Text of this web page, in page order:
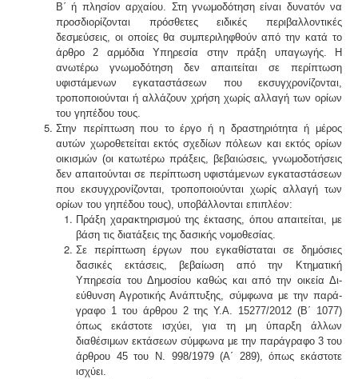
Β΄ ή πλησίον αρχαίου. Στη γνωμοδότηση είναι δυνατόν να
προσδιορί­ζονται πρόσθετες ειδικές περιβαλλοντικές
δεσμεύσεις, οι οποίες θα συμπεριληφθούν από την κατά το
άρθρο 2 αρμόδια Υπηρεσία στην πράξη υπαγωγής.
Η
ανωτέρω γνωμοδότηση δεν απαιτείται σε περίπτω­ση
υφιστάμενων εγκαταστάσεων που εκσυγχρονίζονται,
τροποποιούνται ή αλλάζουν χρήση χωρίς αλλαγή των ορίων
του γηπέδου τους.
Στην περίπτωση που το έργο ή η δραστηριότητα ή μέρος
αυτών χωροθετείται εκτός σχεδίων πόλεων και εκτός ορίων
οικισμών (οι κατωτέρω πράξεις, βεβαιώσεις, γνωμοδοτήσεις
δεν απαιτούνται σε περίπτωση υφιστάμενων εγκαταστά­σεων
που εκσυγχρονίζονται, τροποποιούνται χωρίς αλλαγή των
ορίων του γηπέδου τους), υποβάλλονται επιπλέον:
Πράξη χαρακτηρισμού της έκτασης, όπου απαι­τείται, με
βάση τις διατάξεις της δασικής νομοθεσίας.
Σε περίπτωση έργων που εγκαθίσταται σε δη­μόσιες
δασικές εκτάσεις, βεβαίωση από την Κτηματική
Υπηρεσία του Δημοσίου καθώς και από την οικεία Δι­
εύθυνση Αγροτικής Ανάπτυξης, σύμφωνα με την παρά­
γραφο 1 του άρθρου 2 της Υ.Α. 15277/2012 (Β΄ 1077)
όπως εκάστοτε ισχύει, για τη μη ύπαρξη άλλων
διαθέσιμων εκτάσεων σύμφωνα με την παράγραφο 3 του
άρθρου 45 του Ν. 998/1979 (Α΄ 289), όπως εκάστοτε
ισχύει.